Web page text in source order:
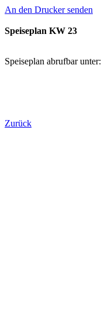
An den Drucker senden
Speiseplan KW 23
Speiseplan abrufbar unter:
Zurück